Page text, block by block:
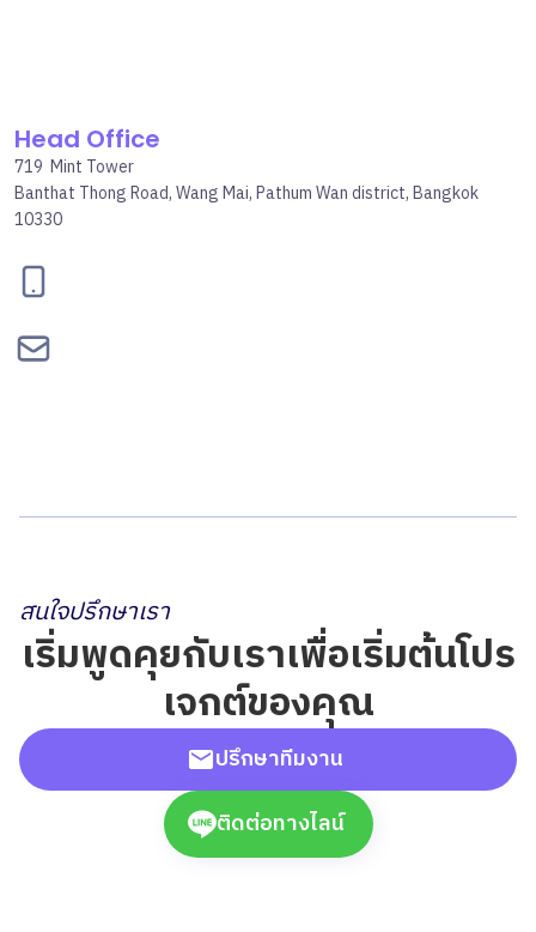
Head Office
719 Mint Tower
Banthat Thong Road, Wang Mai, Pathum Wan district, Bangkok
10330
สนใจปรึกษาเรา
เริ่มพูดคุยกับเราเพื่อเริ่มต้นโปร
เจกต์ของคุณ
ปรึกษาทีมงาน
ติดต่อทางไลน์